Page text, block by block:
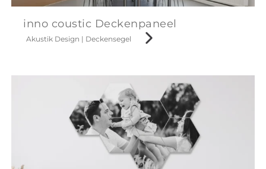
inno coustic Deckenpaneel
Akustik Design | Deckensegel